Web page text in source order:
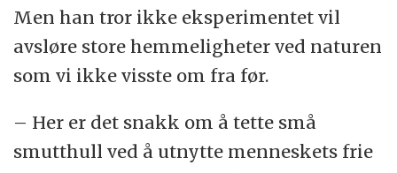
Men han tror ikke eksperimentet vil
avsløre store hemmeligheter ved naturen
som vi ikke visste om fra før.
– Her er det snakk om å tette små
smutthull ved å utnytte menneskets frie